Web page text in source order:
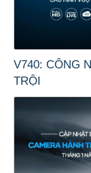
V740: CÔNG
TRỘI